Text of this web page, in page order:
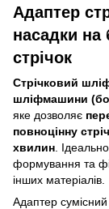
Адаптер
насадки на
стрічок
Стрічковий
шліфмашини
яке дозволяє
повноцінну
хвилин .
формування та
інших матеріалів.
Адаптер